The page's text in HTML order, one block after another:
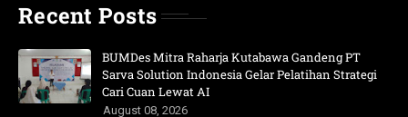
Recent Posts
BUMDes Mitra Raharja Kutabawa Gandeng PT
Sarva Solution Indonesia Gelar Pelatihan Strategi
Cari Cuan Lewat AI
August 08, 2026